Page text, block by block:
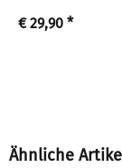
€ 29,90 *
Ähnliche